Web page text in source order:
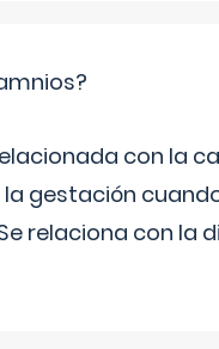
con la
gestación
relaciona con la